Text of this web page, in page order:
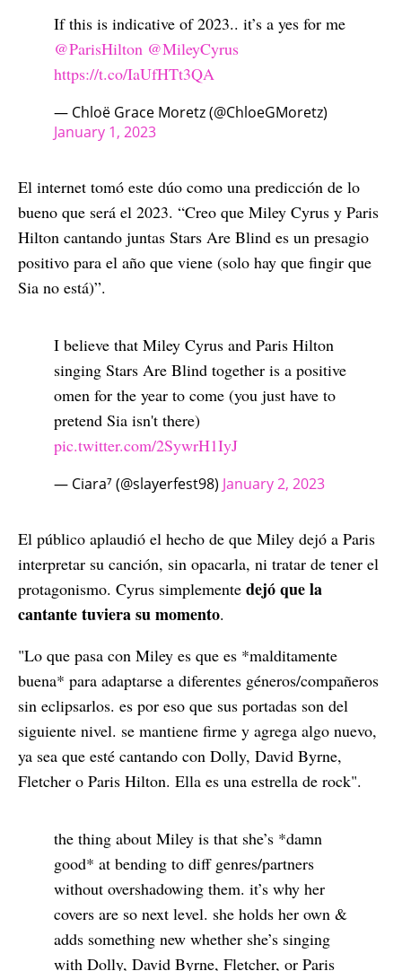
If this is indicative of 2023.. it’s a yes for me
@ParisHilton @MileyCyrus
https://t.co/IaUfHTt3QA
— Chloë Grace Moretz (@ChloeGMoretz)
January 1, 2023
El internet tomó este dúo como una predicción de lo
bueno que será el 2023. “Creo que Miley Cyrus y Paris
Hilton cantando juntas Stars Are Blind es un presagio
positivo para el año que viene (solo hay que fingir que
Sia no está)”.
I believe that Miley Cyrus and Paris Hilton
singing Stars Are Blind together is a positive
omen for the year to come (you just have to
pretend Sia isn't there)
pic.twitter.com/2SywrH1IyJ
— Ciara⁷ (@slayerfest98) January 2, 2023
El público aplaudió el hecho de que Miley dejó a Paris
interpretar su canción, sin opacarla, ni tratar de tener el
protagonismo. Cyrus simplemente dejó que la
cantante tuviera su momento.
"Lo que pasa con Miley es que es *malditamente
buena* para adaptarse a diferentes géneros/compañeros
sin eclipsarlos. es por eso que sus portadas son del
siguiente nivel. se mantiene firme y agrega algo nuevo,
ya sea que esté cantando con Dolly, David Byrne,
Fletcher o Paris Hilton. Ella es una estrella de rock".
the thing about Miley is that she’s *damn
good* at bending to diff genres/partners
without overshadowing them. it’s why her
covers are so next level. she holds her own &
adds something new whether she’s singing
with Dolly, David Byrne, Fletcher, or Paris